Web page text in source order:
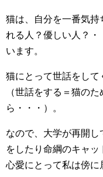
猫は、自分を一番気持
れる人？優しい人？
います。
猫にとって世話をし
（世話をする＝猫の
ら・・・）。
なので、大学が再開
をしたり命綱のキャッ
心愛にとって私は傍に